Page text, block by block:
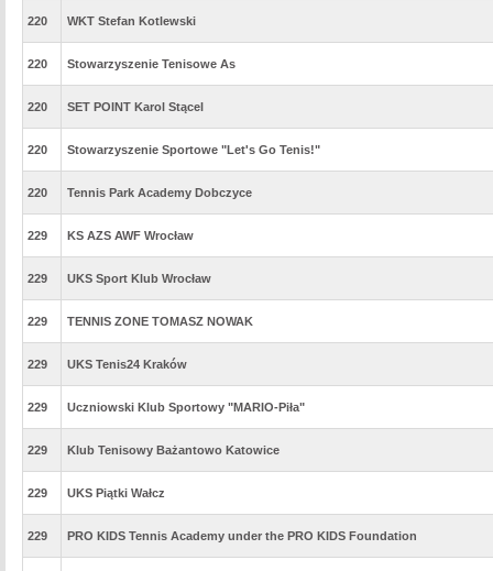
220 WKT Stefan Kotlewski
220 Stowarzyszenie Tenisowe As
220 SET POINT Karol Stącel
220 Stowarzyszenie Sportowe "Let's Go Tenis!"
220 Tennis Park Academy Dobczyce
229 KS AZS AWF Wrocław
229 UKS Sport Klub Wrocław
229 TENNIS ZONE TOMASZ NOWAK
229 UKS Tenis24 Kraków
229 Uczniowski Klub Sportowy "MARIO-Piła"
229 Klub Tenisowy Bażantowo Katowice
229 UKS Piątki Wałcz
229 PRO KIDS Tennis Academy under the PRO KIDS Foundation